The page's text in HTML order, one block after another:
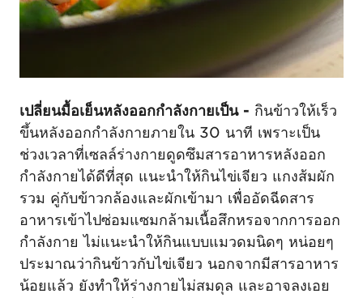
เปลี่ยนมื้อเย็นหลังออกกำลังกายเป็น - กินข้าวให้เร็ว
ขึ้นหลังออกกำลังกายภายใน 30 นาที เพราะเป็น
ช่วงเวลาที่เซลล์ร่างกายดูดซึมสารอาหารหลังออก
กำลังกายได้ดีที่สุด แนะนำให้กินไข่เจียว แกงส้มผัก
รวม คู่กับข้าวกล้องและผักเข้ามา เพื่ออัดฉีดสาร
อาหารเข้าไปซ่อมแซมกล้ามเนื้อสึกหรอจากการออก
กำลังกาย ไม่แนะนำให้กินแบบแมวดมนิดๆ หน่อยๆ
ประมาณว่ากินข้าวกับไข่เจียว นอกจากมีสารอาหาร
น้อยแล้ว ยังทำให้ร่างกายไม่สมดุล และอาจลงเอย